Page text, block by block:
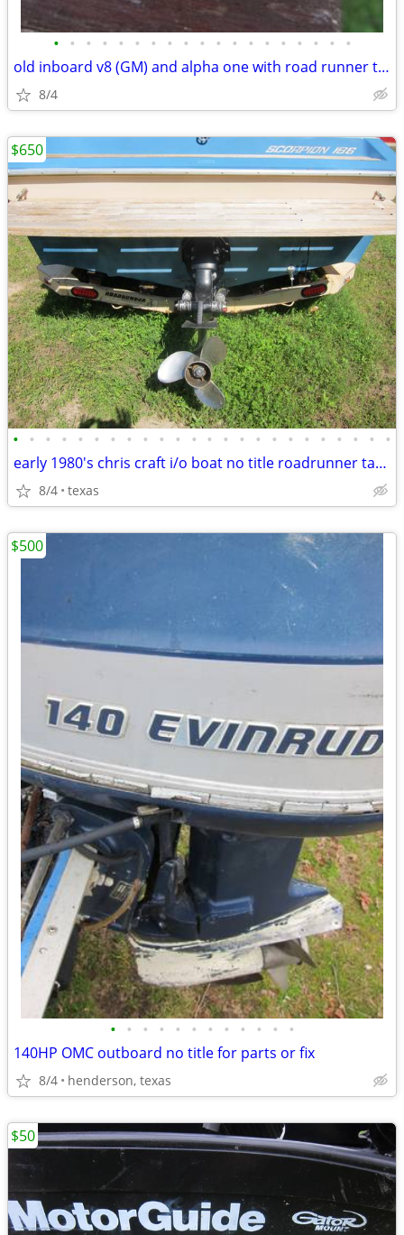
• • • • • • • • • • • • • • • • • • •
old inboard v8 (GM) and alpha one with road runner trailer
8/4
• • • • • • • • • • • • • • • • • • • • • • • •
early 1980's chris craft i/o boat no title roadrunner tandem trailer
8/4 texas
$650
• • • • • • • • • • • •
140HP OMC outboard no title for parts or fix
8/4 henderson, texas
$500
$50